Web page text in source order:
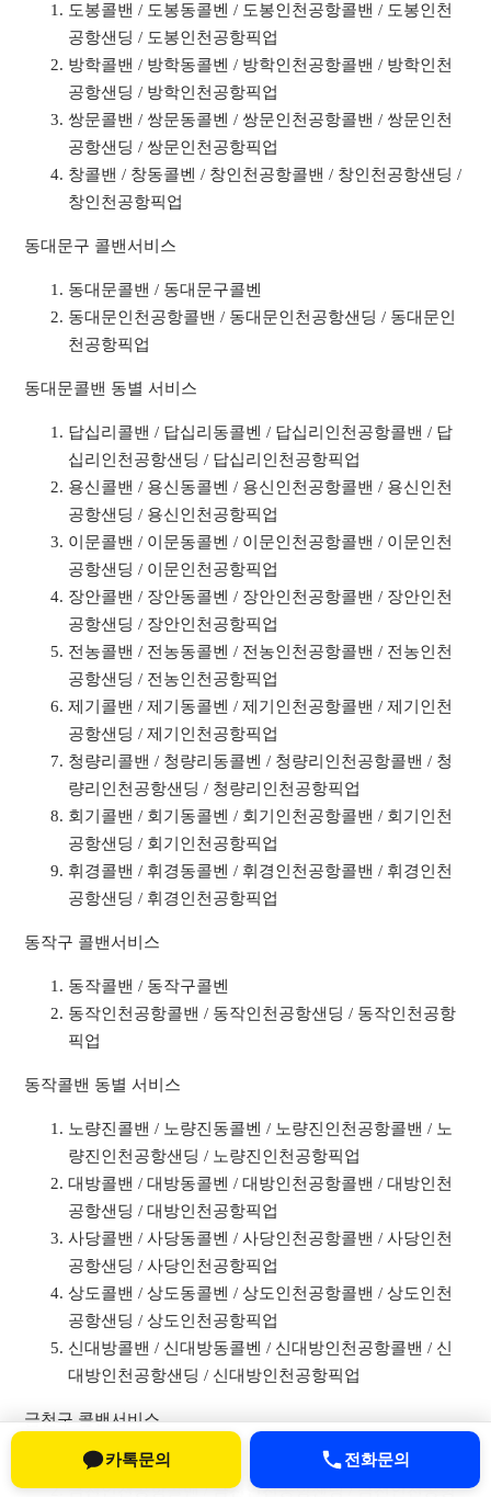
도봉콜밴 / 도봉동콜벤 / 도봉인천공항콜밴 / 도봉인천
공항샌딩 / 도봉인천공항픽업
방학콜밴 / 방학동콜벤 / 방학인천공항콜밴 / 방학인천
공항샌딩 / 방학인천공항픽업
쌍문콜밴 / 쌍문동콜벤 / 쌍문인천공항콜밴 / 쌍문인천
공항샌딩 / 쌍문인천공항픽업
창콜밴 / 창동콜벤 / 창인천공항콜밴 / 창인천공항샌딩 /
창인천공항픽업
동대문구 콜밴서비스
동대문콜밴 / 동대문구콜벤
동대문인천공항콜밴 / 동대문인천공항샌딩 / 동대문인
천공항픽업
동대문콜밴 동별 서비스
답십리콜밴 / 답십리동콜벤 / 답십리인천공항콜밴 / 답
십리인천공항샌딩 / 답십리인천공항픽업
용신콜밴 / 용신동콜벤 / 용신인천공항콜밴 / 용신인천
공항샌딩 / 용신인천공항픽업
이문콜밴 / 이문동콜벤 / 이문인천공항콜밴 / 이문인천
공항샌딩 / 이문인천공항픽업
장안콜밴 / 장안동콜벤 / 장안인천공항콜밴 / 장안인천
공항샌딩 / 장안인천공항픽업
전농콜밴 / 전농동콜벤 / 전농인천공항콜밴 / 전농인천
공항샌딩 / 전농인천공항픽업
제기콜밴 / 제기동콜벤 / 제기인천공항콜밴 / 제기인천
공항샌딩 / 제기인천공항픽업
청량리콜밴 / 청량리동콜벤 / 청량리인천공항콜밴 / 청
량리인천공항샌딩 / 청량리인천공항픽업
회기콜밴 / 회기동콜벤 / 회기인천공항콜밴 / 회기인천
공항샌딩 / 회기인천공항픽업
휘경콜밴 / 휘경동콜벤 / 휘경인천공항콜밴 / 휘경인천
공항샌딩 / 휘경인천공항픽업
동작구 콜밴서비스
동작콜밴 / 동작구콜벤
동작인천공항콜밴 / 동작인천공항샌딩 / 동작인천공항
픽업
동작콜밴 동별 서비스
노량진콜밴 / 노량진동콜벤 / 노량진인천공항콜밴 / 노
량진인천공항샌딩 / 노량진인천공항픽업
대방콜밴 / 대방동콜벤 / 대방인천공항콜밴 / 대방인천
공항샌딩 / 대방인천공항픽업
사당콜밴 / 사당동콜벤 / 사당인천공항콜밴 / 사당인천
공항샌딩 / 사당인천공항픽업
상도콜밴 / 상도동콜벤 / 상도인천공항콜밴 / 상도인천
공항샌딩 / 상도인천공항픽업
신대방콜밴 / 신대방동콜벤 / 신대방인천공항콜밴 / 신
대방인천공항샌딩 / 신대방인천공항픽업
금천구 콜밴서비스
금천콜밴 / 금천구콜벤
금천인천공항콜밴 / 금천인천공항샌딩 / 금천인천공항
카톡문의 전화문의